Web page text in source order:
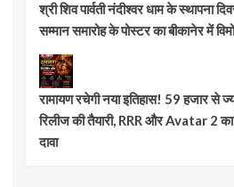
श्री शिव पार्वती नंदीश्वर धाम के स्थापना
सम्मान समारोह के पोस्टर का बीकानेर में
रामायण रचेगी नया इतिहास! 59 हजार से
रिलीज की तैयारी, RRR और Avatar 2 का
दावा